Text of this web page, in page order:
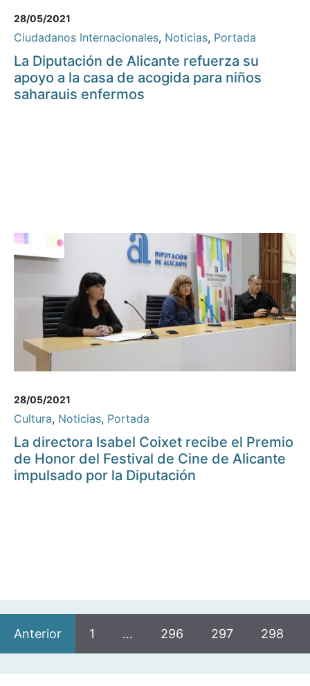
28/05/2021
Ciudadanos Internacionales, Noticias, Portada
La Diputación de Alicante refuerza su
apoyo a la casa de acogida para niños
saharauis enfermos
28/05/2021
Cultura, Noticias, Portada
La directora Isabel Coixet recibe el Premio
de Honor del Festival de Cine de Alicante
impulsado por la Diputación
Anterior 1 … 296 297 298